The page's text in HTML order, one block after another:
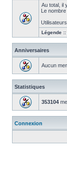
Au total, il
Le
Légende ::
Anniversaires
Aucun
Statistiques
353104
Connexion